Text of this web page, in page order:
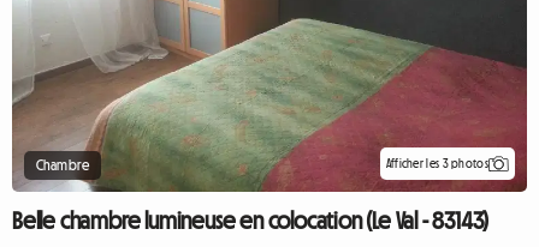
Chambre Afficher les 3 photos
Belle chambre lumineuse en colocation (Le Val - 83143)